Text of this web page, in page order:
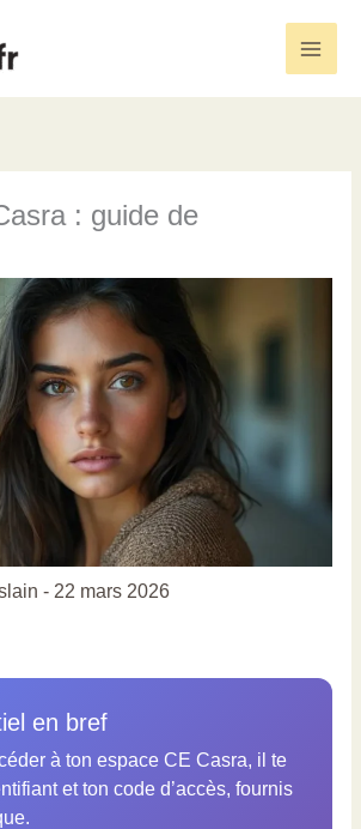
Main
: guide de
- 22 mars 2026
en bref
à ton espace CE Casra, il te
et ton code d’accès, fournis